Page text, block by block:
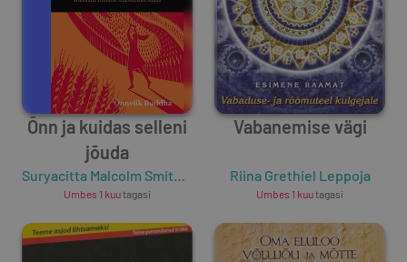
Õnn ja kuidas selleni
jõuda
Õnnelik Buddha
Umbes 1 kuutagasi
Vabanemise vägi
Riina Grethiel Leppoja
Umbes 1 kuutagasi